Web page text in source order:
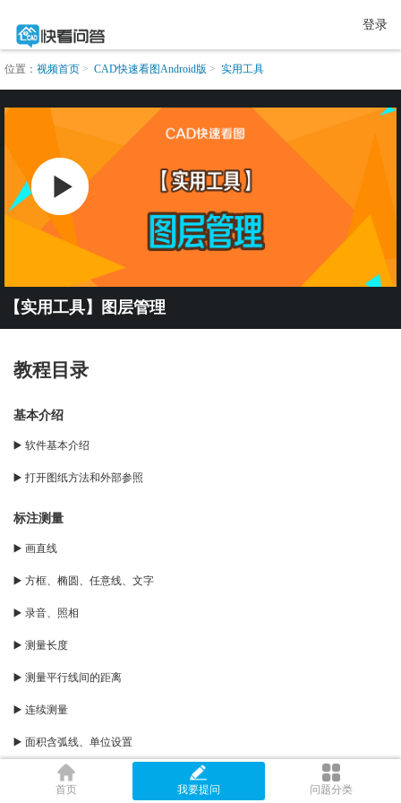
登录
位置： 视频首页 CAD快速看图Android版 实用工具
【实用工具】图层管理
教程目录
基本介绍
▶️ 软件基本介绍
▶️ 打开图纸方法和外部参照
标注测量
▶️ 画直线
▶️ 方框、椭圆、任意线、文字
▶️ 录音、照相
▶️ 测量长度
▶️ 测量平行线间的距离
▶️ 连续测量
▶️ 面积含弧线、单位设置
▶️ 角度弧长
首页 我要提问 问题分类